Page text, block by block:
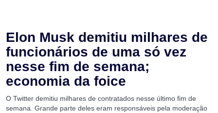
Elon Musk demitiu milhares de
funcionários de uma só vez
nesse fim de semana;
economia da foice
O Twitter demitiu milhares de contratados nesse último fim de
semana. Grande parte deles eram responsáveis pela moderação